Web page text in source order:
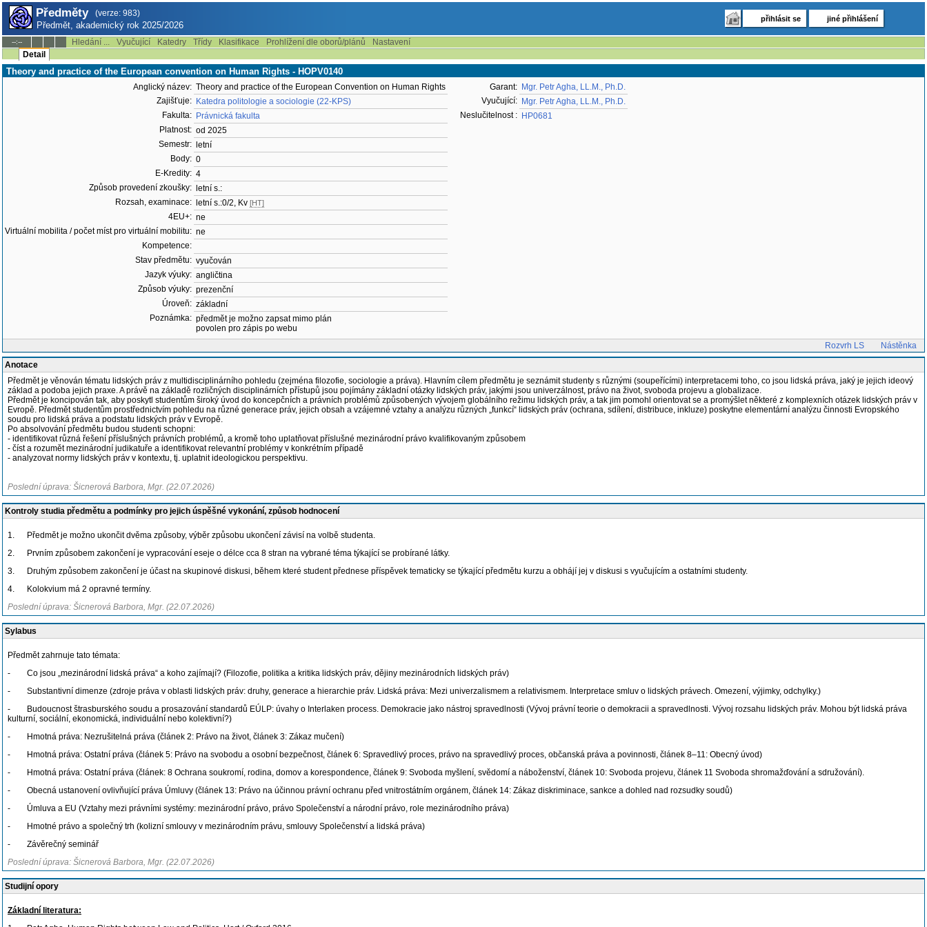
Předměty (verze: 983)
Předmět, akademický rok 2025/2026
přihlásit se jiné přihlášení
--:-- Hledání ... Vyučující Katedry Třídy Klasifikace Prohlížení dle oborů/plánů
Nastavení
Detail
Theory and practice of the European convention on Human Rights - HOPV0140
Anglický název: Theory and practice of the European Convention on Human Rights
Zajišťuje: Katedra politologie a sociologie (22-KPS)
Fakulta: Právnická fakulta
Platnost: od 2025
Semestr:
letní
Body: 0
E-Kredity: 4
Způsob provedení zkoušky:
letní s.:
Rozsah, examinace:
letní s.:0/2, Kv [HT]
4EU+: ne
Virtuální mobilita / počet míst pro virtuální mobilitu: ne
Kompetence:
Stav předmětu: vyučován
Jazyk výuky: angličtina
Způsob výuky: prezenční
Úroveň: základní
Poznámka: předmět je možno zapsat mimo plán
povolen pro zápis po webu
Garant: Mgr. Petr Agha, LL.M., Ph.D.
Vyučující: Mgr. Petr Agha, LL.M., Ph.D.
Neslučitelnost : HP0681
Rozvrh LS
Nástěnka
Anotace
Předmět je věnován tématu lidských práv z multidisciplinárního pohledu (zejména filozofie, sociologie a práva). Hlavním cílem předmětu je seznámit studenty s různými (soupeřícími) interpretacemi toho, co jsou lidská práva, jaký je jejich ideový
základ a podoba jejich praxe. A právě na základě rozličných disciplinárních přístupů jsou pojímány základní otázky lidských práv, jakými jsou univerzálnost, právo na život, svoboda projevu a globalizace.
Předmět je koncipován tak, aby poskytl studentům široký úvod do koncepčních a právních problémů způsobených vývojem globálního režimu lidských práv, a tak jim pomohl orientovat se a promýšlet některé z komplexních otázek lidských práv v
Evropě. Předmět studentům prostřednictvím pohledu na různé generace práv, jejich obsah a vzájemné vztahy a analýzu různých „funkcí“ lidských práv (ochrana, sdílení, distribuce, inkluze) poskytne elementární analýzu činnosti Evropského
soudu pro lidská práva a podstatu lidských práv v Evropě.
Po absolvování předmětu budou studenti schopni:
- identifikovat různá řešení příslušných právních problémů, a kromě toho uplatňovat příslušné mezinárodní právo kvalifikovaným způsobem
- číst a rozumět mezinárodní judikatuře a identifikovat relevantní problémy v konkrétním případě
- analyzovat normy lidských práv v kontextu, tj. uplatnit ideologickou perspektivu.
Poslední úprava: Šicnerová Barbora, Mgr. (22.07.2026)
Kontroly studia předmětu a podmínky pro jejich úspěšné vykonání, způsob hodnocení
1. Předmět je možno ukončit dvěma způsoby, výběr způsobu ukončení závisí na volbě studenta.
2. Prvním způsobem zakončení je vypracování eseje o délce cca 8 stran na vybrané téma týkající se probírané látky.
3. Druhým způsobem zakončení je účast na skupinové diskusi, během které student přednese příspěvek tematicky se týkající předmětu kurzu a obhájí jej v diskusi s vyučujícím a ostatními studenty.
4. Kolokvium má 2 opravné termíny.
Poslední úprava: Šicnerová Barbora, Mgr. (22.07.2026)
Sylabus
Předmět zahrnuje tato témata:
- Co jsou „mezinárodní lidská práva“ a koho zajímají? (Filozofie, politika a kritika lidských práv, dějiny mezinárodních lidských práv)
- Substantivní dimenze (zdroje práva v oblasti lidských práv: druhy, generace a hierarchie práv. Lidská práva: Mezi univerzalismem a relativismem. Interpretace smluv o lidských právech. Omezení, výjimky, odchylky.)
- Budoucnost štrasburského soudu a prosazování standardů EÚLP: úvahy o Interlaken process. Demokracie jako nástroj spravedlnosti (Vývoj právní teorie o demokracii a spravedlnosti. Vývoj rozsahu lidských práv. Mohou být lidská práva
kulturní, sociální, ekonomická, individuální nebo kolektivní?)
- Hmotná práva: Nezrušitelná práva (článek 2: Právo na život, článek 3: Zákaz mučení)
- Hmotná práva: Ostatní práva (článek 5: Právo na svobodu a osobní bezpečnost, článek 6: Spravedlivý proces, právo na spravedlivý proces, občanská práva a povinnosti, článek 8–11: Obecný úvod)
- Hmotná práva: Ostatní práva (článek: 8 Ochrana soukromí, rodina, domov a korespondence, článek 9: Svoboda myšlení, svědomí a náboženství, článek 10: Svoboda projevu, článek 11 Svoboda shromažďování a sdružování).
- Obecná ustanovení ovlivňující práva Úmluvy (článek 13: Právo na účinnou právní ochranu před vnitrostátním orgánem, článek 14: Zákaz diskriminace, sankce a dohled nad rozsudky soudů)
- Úmluva a EU (Vztahy mezi právními systémy: mezinárodní právo, právo Společenství a národní právo, role mezinárodního práva)
- Hmotné právo a společný trh (kolizní smlouvy v mezinárodním právu, smlouvy Společenství a lidská práva)
- Závěrečný seminář
Poslední úprava: Šicnerová Barbora, Mgr. (22.07.2026)
Studijní opory
Základní literatura: